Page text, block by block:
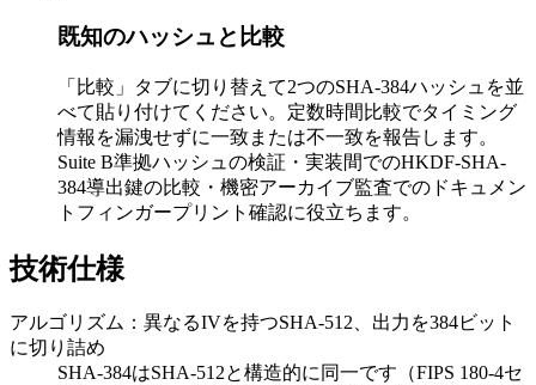
既知のハッシュと比較
「比較」タブに切り替えて2つのSHA-384ハッシュを並
べて貼り付けてください。定数時間比較でタイミング
情報を漏洩せずに一致または不一致を報告します。
Suite B準拠ハッシュの検証・実装間でのHKDF-SHA-
384導出鍵の比較・機密アーカイブ監査でのドキュメン
トフィンガープリント確認に役立ちます。
技術仕様
アルゴリズム：異なるIVを持つSHA-512、出力を384ビット
に切り詰め
SHA-384はSHA-512と構造的に同一です（FIPS 180-4セ